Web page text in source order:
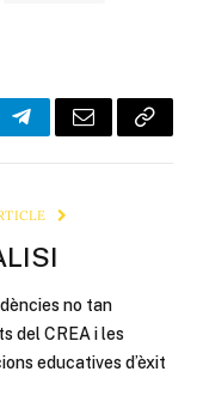
TelegramEmail Copy
no tan
del CREA i les
educatives d’èxit